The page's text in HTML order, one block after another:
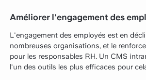
Améliorer l'engagement des
L'engagement des employés est en
nombreuses organisations, et le
pour les responsables RH. Un CMS
l'un des outils les plus efficaces pour